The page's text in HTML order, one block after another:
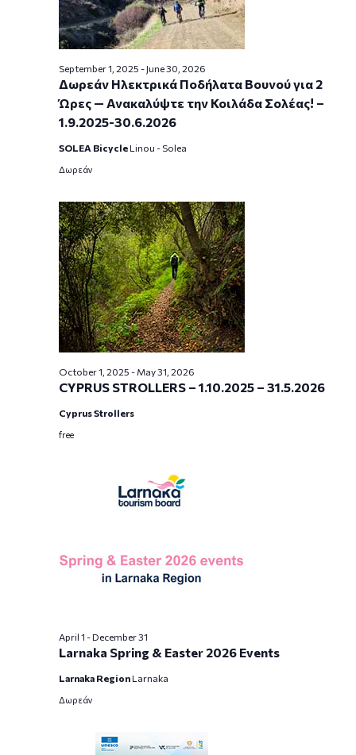
Δωρεάν Ηλεκτρικά Ποδήλατα Βουνού για 2
Ώρες — Ανακαλύψτε την Κοιλάδα Σολέας! –
1.9.2025-30.6.2026
September 1, 2025 - June 30, 2026
SOLEA Bicycle Linou - Solea
Δωρεάν
CYPRUS STROLLERS – 1.10.2025 – 31.5.2026
October 1, 2025 - May 31, 2026
Cyprus Strollers
free
Larnaka Spring & Easter 2026 Events
April 1 - December 31
Larnaka Region Larnaka
Δωρεάν